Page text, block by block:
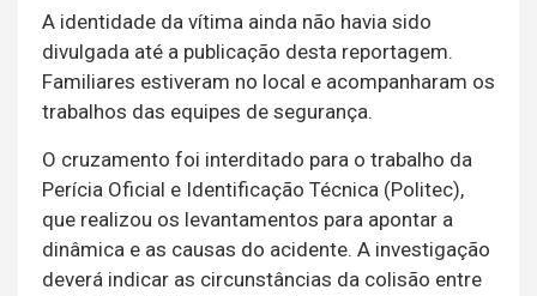
A identidade da vítima ainda não havia sido
divulgada até a publicação desta reportagem.
Familiares estiveram no local e acompanharam os
trabalhos das equipes de segurança.
O cruzamento foi interditado para o trabalho da
Perícia Oficial e Identificação Técnica (Politec),
que realizou os levantamentos para apontar a
dinâmica e as causas do acidente. A investigação
deverá indicar as circunstâncias da colisão entre